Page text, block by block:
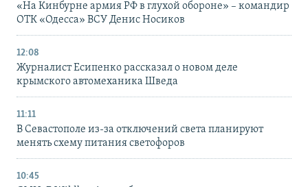
«На Кинбурне армия РФ в глухой обороне» – командир
ОТК «Одесса» ВСУ Денис Носиков
12:08
Журналист Есипенко рассказал о новом деле
крымского автомеханика Шведа
11:11
В Севастополе из-за отключений света планируют
менять схему питания светофоров
10:45